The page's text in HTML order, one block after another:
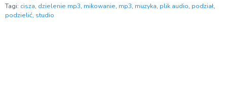
Tagi: cisza, dzielenie mp3, mikowanie, mp3, muzyka, plik audio, podział,
podzielić, studio